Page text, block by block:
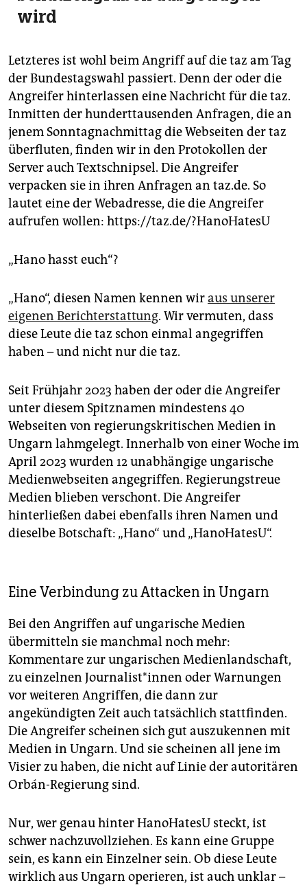
wird
Letzteres ist wohl beim Angriff auf die taz am Tag
der Bundestagswahl passiert. Denn der oder die
Angreifer hinterlassen eine Nachricht für die taz.
Inmitten der hunderttausenden Anfragen, die an
jenem Sonntagnachmittag die Webseiten der taz
überfluten, finden wir in den Protokollen der
Server auch Textschnipsel. Die Angreifer
verpacken sie in ihren Anfragen an taz.de. So
lautet eine der Webadresse, die die Angreifer
aufrufen wollen: https://taz.de/?HanoHatesU
„Hano hasst euch“?
„Hano“, diesen Namen kennen wiraus unserer
eigenen Berichterstattung. Wir vermuten, dass
diese Leute die taz schon einmal angegriffen
haben – und nicht nur die taz.
Seit Frühjahr 2023 haben der oder die Angreifer
unter diesem Spitznamen mindestens 40
Webseiten von regierungskritischen Medien in
Ungarn lahmgelegt. Innerhalb von einer Woche im
April 2023 wurden 12 unabhängige ungarische
Medienwebseiten angegriffen. Regierungstreue
Medien blieben verschont. Die Angreifer
hinterließen dabei ebenfalls ihren Namen und
dieselbe Botschaft: „Hano“ und „HanoHatesU“.
Eine Verbindung zu Attacken in Ungarn
Bei den Angriffen auf ungarische Medien
übermitteln sie manchmal noch mehr:
Kommentare zur ungarischen Medienlandschaft,
zu einzelnen Jour­na­lis­t*in­nen oder Warnungen
vor weiteren Angriffen, die dann zur
angekündigten Zeit auch tatsächlich stattfinden.
Die Angreifer scheinen sich gut auszukennen mit
Medien in Ungarn. Und sie scheinen all jene im
Visier zu haben, die nicht auf Linie der autoritären
Orbán-Regierung sind.
Nur, wer genau hinter HanoHatesU steckt, ist
schwer nachzuvollziehen. Es kann eine Gruppe
sein, es kann ein Einzelner sein. Ob diese Leute
wirklich aus Ungarn operieren, ist auch unklar –